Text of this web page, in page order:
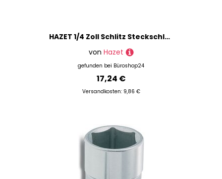
HAZET 1/4 Zoll Schlitz Steckschlüsseleinsatz Größe: 1,2 x 0,8 mm
von Hazet
gefunden bei Büroshop24
17,24 €
Versandkosten: 9,86 €